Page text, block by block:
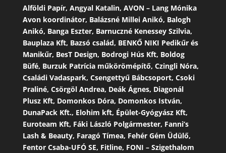
Alföldi Papír, Angyal Katalin, AVON – Lang Mónika
Avon koordinátor, Balázsné Millei Anikó, Balogh
Anikó, Banga Eszter, Barnuczné Kenessey Szilvia,
Bauplaza Kft, Bazsó család, BENKŐ NIKI Pedikűr és
Manikűr, BesT Design, Bodrogi Hús Kft, Boldog
Büfé, Burzuk Patrícia műkörömépítő, Czingli Nóra,
Családi Vadaspark, Csengettyű Bábcsoport, Csoki
Praliné, Csörgöl Andrea, Deák Ágnes, Diagonál
Plusz Kft, Domonkos Dóra, Domonkos István,
DunaPack Kft., Elohim kft, Épület-Gyógyász Kft,
Euroteam Kft, Fáki László Polgármester, Fanni’s
Lash & Beauty, Faragó Tímea, Fehér Gém Üdülő,
Fentor Csaba-UFÓ SE, Fitline, FONI – Szigethalom